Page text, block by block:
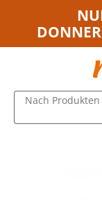
Zum Hauptinhalt
Zur Navigation
Nach